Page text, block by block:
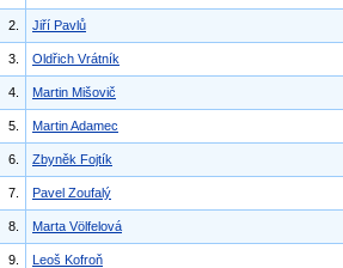
2. Jiří Pavlů
3. Oldřich Vrátník
4. Martin Mišovič
5. Martin Adamec
6. Zbyněk Fojtík
7. Pavel Zoufalý
8. Marta Völfelová
9. Leoš Kofroň